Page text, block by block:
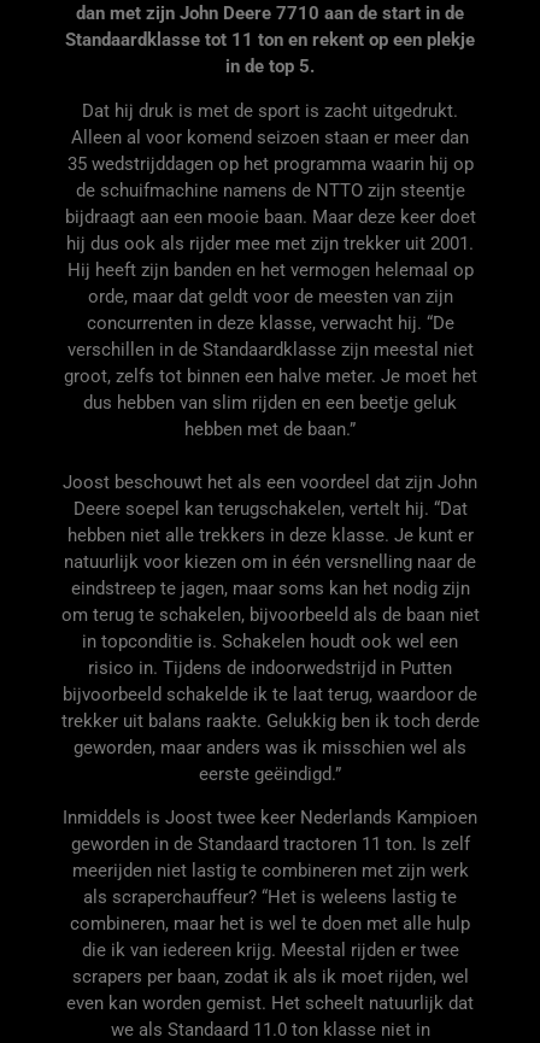
dan met zijn John Deere 7710 aan de start in de
Standaardklasse tot 11 ton en rekent op een plekje
in de top 5.
Dat hij druk is met de sport is zacht uitgedrukt.
Alleen al voor komend seizoen staan er meer dan
35 wedstrijddagen op het programma waarin hij op
de schuifmachine namens de NTTO zijn steentje
bijdraagt aan een mooie baan. Maar deze keer doet
hij dus ook als rijder mee met zijn trekker uit 2001.
Hij heeft zijn banden en het vermogen helemaal op
orde, maar dat geldt voor de meesten van zijn
concurrenten in deze klasse, verwacht hij. “De
verschillen in de Standaardklasse zijn meestal niet
groot, zelfs tot binnen een halve meter. Je moet het
dus hebben van slim rijden en een beetje geluk
hebben met de baan.”
Joost beschouwt het als een voordeel dat zijn John
Deere soepel kan terugschakelen, vertelt hij. “Dat
hebben niet alle trekkers in deze klasse. Je kunt er
natuurlijk voor kiezen om in één versnelling naar de
eindstreep te jagen, maar soms kan het nodig zijn
om terug te schakelen, bijvoorbeeld als de baan niet
in topconditie is. Schakelen houdt ook wel een
risico in. Tijdens de indoorwedstrijd in Putten
bijvoorbeeld schakelde ik te laat terug, waardoor de
trekker uit balans raakte. Gelukkig ben ik toch derde
geworden, maar anders was ik misschien wel als
eerste geëindigd.”
Inmiddels is Joost twee keer Nederlands Kampioen
geworden in de Standaard tractoren 11 ton. Is zelf
meerijden niet lastig te combineren met zijn werk
als scraperchauffeur? “Het is weleens lastig te
combineren, maar het is wel te doen met alle hulp
die ik van iedereen krijg. Meestal rijden er twee
scrapers per baan, zodat ik als ik moet rijden, wel
even kan worden gemist. Het scheelt natuurlijk dat
we als Standaard 11.0 ton klasse niet in